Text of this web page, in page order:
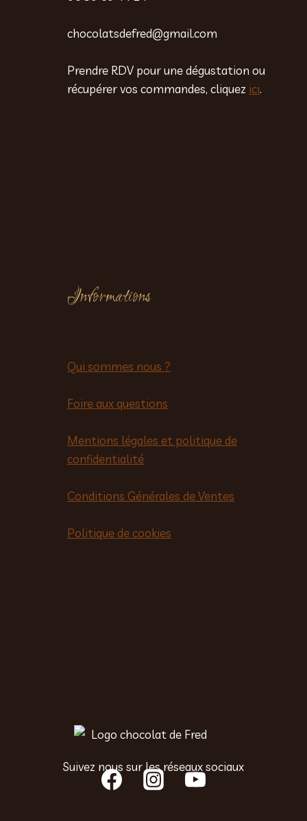
chocolatsdefred@gmail.com
Prendre RDV pour une dégustation ou
récupérer vos commandes, cliquez ici.
Informations
Qui sommes nous ?
Foire aux questions
Mentions légales et politique de
confidentialité
Conditions Générales de Ventes
Politique de cookies
Suivez nous sur les réseaux sociaux